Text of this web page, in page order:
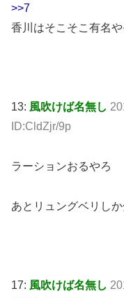
>>7
香川はそこそこ有名
13: 風吹けば名無し
ID:CldZjr/9p
ラーションおるやろ
あとリュングベリし
17: 風吹けば名無し